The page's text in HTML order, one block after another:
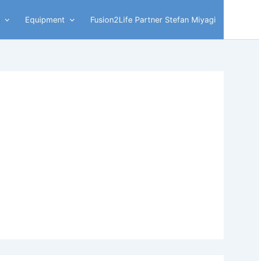
Equipment Fusion2Life Partner Stefan Miyagi